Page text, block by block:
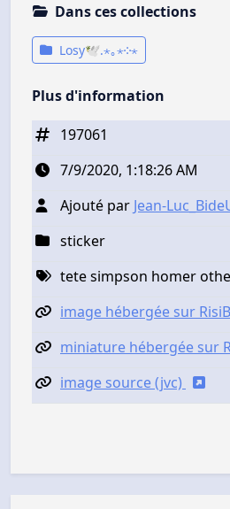
Dans ces collections
Losy🕊.⋆｡⋆༶⋆
Plus d'information
197061
7/9/2020, 1:18:26 AM
Ajouté par Jean-
sticker
tete simpson homer
image hébergée sur
miniature hébergée sur
image source (jvc)